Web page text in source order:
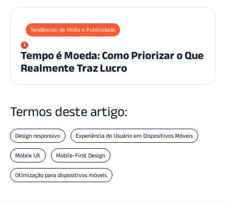
Tendências de Mídia e Publicidade
Tempo é Moeda: Como Priorizar o Que
Realmente Traz Lucro
Termos deste artigo:
Design responsivo Experiência do Usuário em Dispositivos Móveis
Mobile UX Mobile-First Design
Otimização para dispositivos móveis